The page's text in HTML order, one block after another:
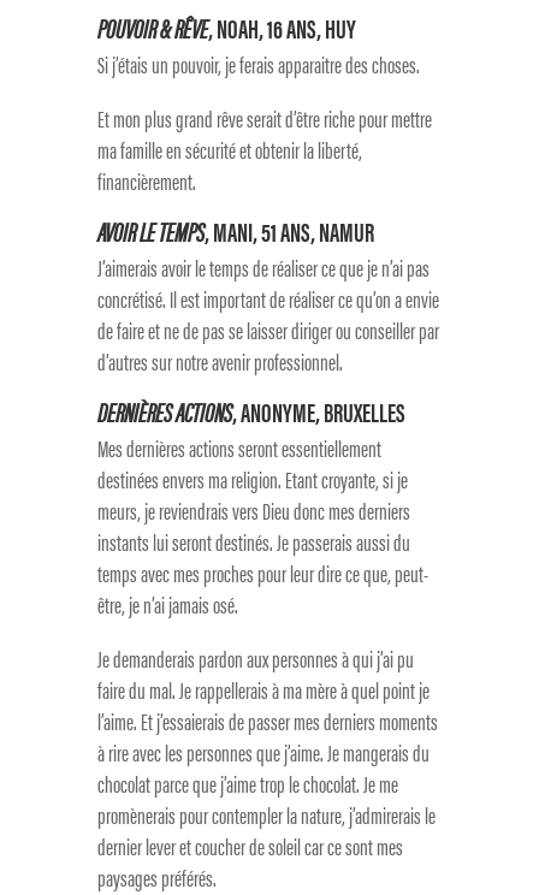
POUVOIR & RÊVE, NOAH, 16 ANS, HUY
Si j’étais un pouvoir, je ferais apparaitre des choses.
Et mon plus grand rêve serait d’être riche pour mettre
ma famille en sécurité et obtenir la liberté,
financièrement.
AVOIR LE TEMPS, MANI, 51 ANS, NAMUR
J’aimerais avoir le temps de réaliser ce que je n’ai pas
concrétisé. Il est important de réaliser ce qu’on a envie
de faire et ne de pas se laisser diriger ou conseiller par
d’autres sur notre avenir professionnel.
DERNIÈRES ACTIONS, ANONYME, BRUXELLES
Mes dernières actions seront essentiellement
destinées envers ma religion. Etant croyante, si je
meurs, je reviendrais vers Dieu donc mes derniers
instants lui seront destinés. Je passerais aussi du
temps avec mes proches pour leur dire ce que, peut-
être, je n’ai jamais osé.
Je demanderais pardon aux personnes à qui j’ai pu
faire du mal. Je rappellerais à ma mère à quel point je
l’aime. Et j’essaierais de passer mes derniers moments
à rire avec les personnes que j’aime. Je mangerais du
chocolat parce que j’aime trop le chocolat. Je me
promènerais pour contempler la nature, j’admirerais le
dernier lever et coucher de soleil car ce sont mes
paysages préférés.